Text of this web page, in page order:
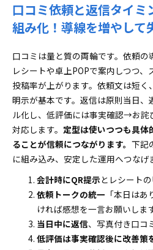
口コミ依頼と返信タイミ
組み化！導線を増やして
口コミは量と質の両輪です。依頼の
レシートや卓上POPで案内しつつ
投稿率が上がります。依頼文は短
明示が基本です。返信は原則当日、
ル化し、低評価には事実確認→お
対応します。 定型は使いつつも具体
ることが信頼につながります。 下記
に組み込み、安定した運用へつなげ
会計時にQR提示とレシート
依頼トークの統一 「本日は
ければ感想を一言お願いしま
当日中に返信、写真付き口コ
低評価は事実確認後に改善策